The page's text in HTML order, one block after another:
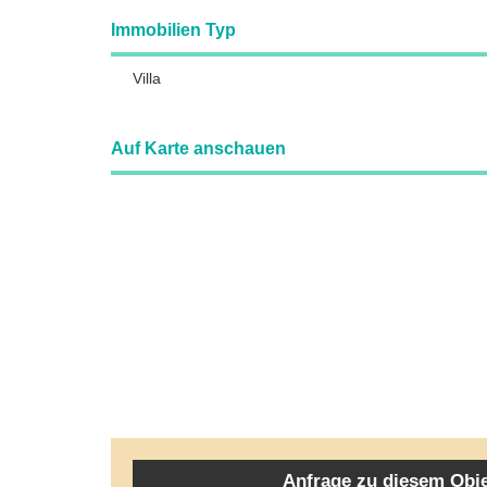
Immobilien Typ
Villa
Auf Karte anschauen
Anfrage zu diesem